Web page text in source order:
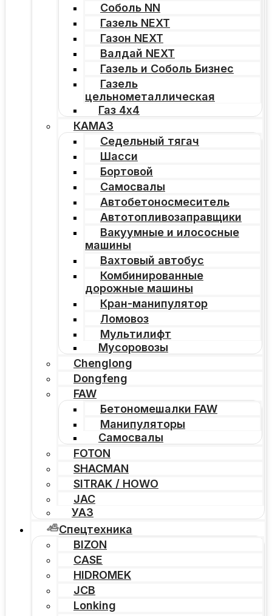
Соболь NN
Газель NEXT
Газон NEXT
Валдай NEXT
Газель и Соболь Бизнес
Газель
цельнометаллическая
Газ 4х4
КАМАЗ
Седельный тягач
Шасси
Бортовой
Самосвалы
Автобетоносмеситель
Автотопливозаправщики
Вакуумные и илососные
машины
Вахтовый автобус
Комбинированные
дорожные машины
Кран-манипулятор
Ломовоз
Мультилифт
Мусоровозы
Chenglong
Dongfeng
FAW
Бетономешалки FAW
Манипуляторы
Самосвалы
FOTON
SHACMAN
SITRAK / HOWO
JAC
УАЗ
Спецтехника
BIZON
CASE
HIDROMEK
JCB
Lonking